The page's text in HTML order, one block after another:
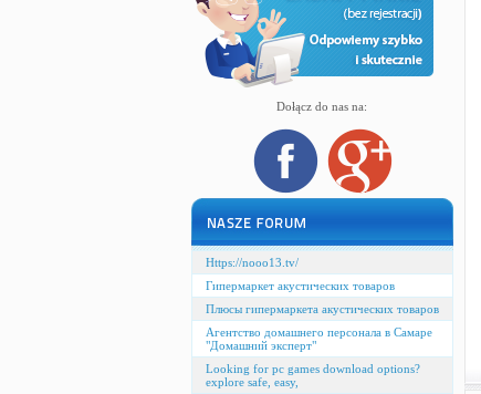
Dołącz do nas na:
Https://nooo13.tv/
Гипермаркет акустических товаров
Плюсы гипермаркета акустических товаров
Агентство домашнего персонала в Самаре
"Домашний эксперт"
Looking for pc games download options?
explore safe, easy,